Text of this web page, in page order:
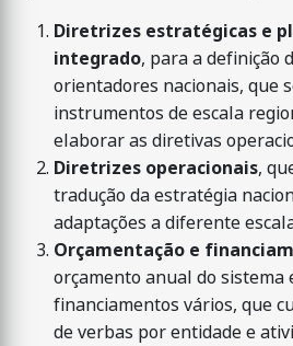
Diretrizes estratégicas e
integrado, para a definição
orientadores nacionais, que
instrumentos de escala
elaborar as diretivas
Diretrizes operacionais,
tradução da estratégia
adaptações a diferente
Orçamentação e
orçamento anual do sistema
financiamentos vários, que
de verbas por entidade e